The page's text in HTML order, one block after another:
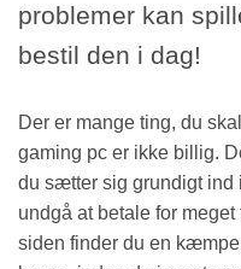
problemer kan
bestil den i dag!
Der er mange ting, du
gaming pc er ikke billig.
du sætter sig grundigt ind
undgå at betale for
siden finder du en